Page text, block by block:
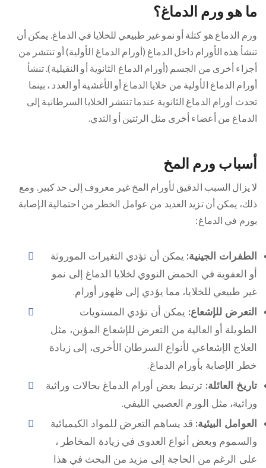
ما هو ورم الدماغ؟
ورم الدماغ هو كتلة أو نمو غير طبيعي للخلايا في الدماغ. يمكن أن
تنشأ هذه الأورام داخل الدماغ (أورام الدماغ الأولية) أو تنتشر من
أجزاء أخرى من الجسم (أورام الدماغ الثانوية أو النقيلية). تنشأ
أورام الدماغ الأولية من خلايا الدماغ أو الأغشية أو الغدد ، بينما
تحدث أورام الدماغ الثانوية عندما تنتشر الخلايا السرطانية إلى
الدماغ من أعضاء أخرى مثل الرئتين أو الثدي.
أسباب ورم المخ
لا يزال السبب الدقيق لأورام المخ غير معروف إلى حد كبير. ومع
ذلك، يمكن أن تزيد العديد من عوامل الخطر من احتمالية الإصابة
بورم في الدماغ:
الطفرات الجينية: يمكن أن تؤدي التغيرات الموروثة
أو العفوية في الحمض النووي لخلايا الدماغ إلى نمو
غير طبيعي للخلايا، مما يؤدي إلى ظهور أورام.
التعرض للإشعاع: يمكن أن تؤدي المستويات
الطويلة أو العالية من التعرض للإشعاع المؤين، مثل
العلاج الإشعاعي لأنواع السرطان الأخرى، إلى زيادة
خطر الإصابة بأورام الدماغ.
تاريخ العائلة: ترتبط بعض أورام الدماغ بحالات وراثية
وراثية، مثل الورم العصبي الليفي.
العوامل البيئية: قد يساهم التعرض للمواد الكيميائية
والسموم وبعض أنواع العدوى في زيادة المخاطر ،
على الرغم من الحاجة إلى مزيد من البحث في هذا